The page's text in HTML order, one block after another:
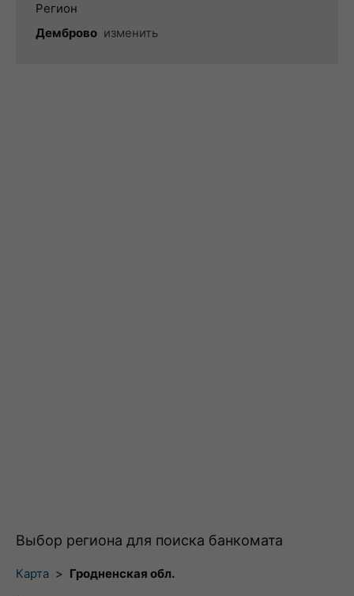
Регион
Демброво изменить
Выбор региона для поиска банкомата
Карта > Гродненская обл.